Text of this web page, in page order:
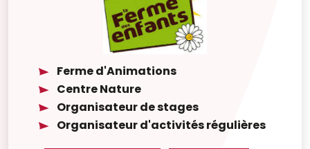
Ferme d'Animations
Centre Nature
Organisateur de stages
Organisateur d'activités régulières